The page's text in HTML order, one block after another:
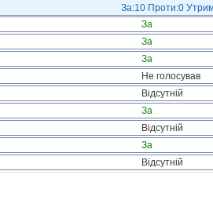
За:10 Проти:0
За
За
За
Не голосував
Відсутній
За
Відсутній
За
Відсутній